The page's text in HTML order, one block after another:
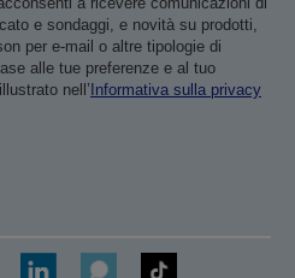
e sondaggi, e novità su prodotti,
per e-mail o altre tipologie di
alle tue preferenze e al tuo
nell’ Informativa sulla privacy